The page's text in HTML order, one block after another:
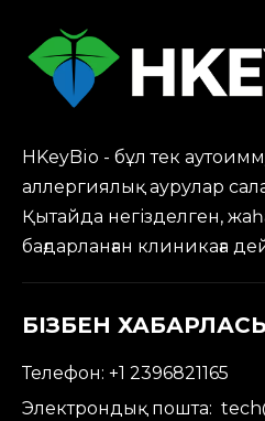
HKeyBio - бұл тек
аллергиялық аурулар
Қытайда негізделген,
бағдарланған клиникаға
БІЗБЕН
Телефон: +1 2396821165
Электрондық пошта: